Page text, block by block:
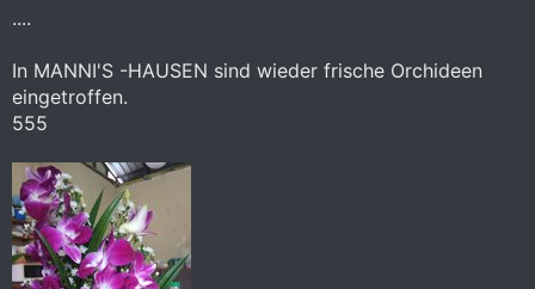
....
In MANNI'S -HAUSEN sind wieder frische Orchideen
eingetroffen.
555